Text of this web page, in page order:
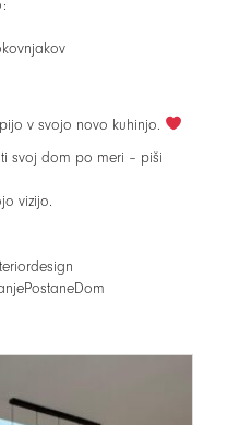
v svojo novo kuhinjo.
svoj dom po meri – piši
vizijo.